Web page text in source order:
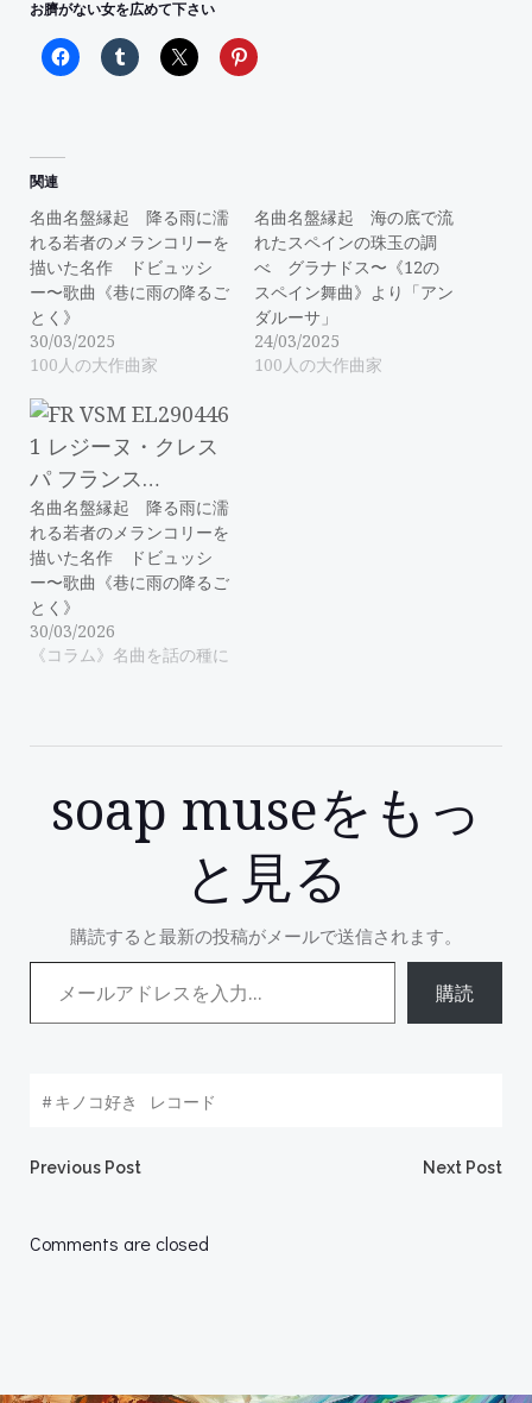
お臍がない女を広めて下さい
関連
名曲名盤縁起 降る雨に濡
れる若者のメランコリーを
描いた名作 ドビュッシ
ー〜歌曲《巷に雨の降るご
とく》
30/03/2025
100人の大作曲家
名曲名盤縁起 海の底で流
れたスペインの珠玉の調
べ グラナドス〜《12の
スペイン舞曲》より「アン
ダルーサ」
24/03/2025
100人の大作曲家
名曲名盤縁起 降る雨に濡
れる若者のメランコリーを
描いた名作 ドビュッシ
ー〜歌曲《巷に雨の降るご
とく》
30/03/2026
《コラム》名曲を話の種に
soap museをもっ
と見る
購読すると最新の投稿がメールで送信されます。
メールアドレスを入力...
購読
#キノコ好き レコード
Post
navigation
Previous Post Next Post
Comments are closed